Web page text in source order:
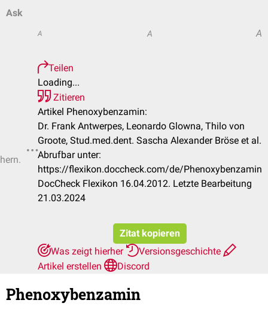
Ask
A A A
Teilen
Loading...
Zitieren
Artikel Phenoxybenzamin:
Dr. Frank Antwerpes, Leonardo Glowna, Thilo von
Groote, Stud.med.dent. Sascha Alexander Bröse et al.
Abrufbar unter:
https://flexikon.doccheck.com/de/Phenoxybenzamin
DocCheck Flexikon 16.04.2012. Letzte Bearbeitung
21.03.2024
Zitat kopieren
Was zeigt hierher
Versionsgeschichte
Artikel erstellen
Discord
Phenoxybenzamin